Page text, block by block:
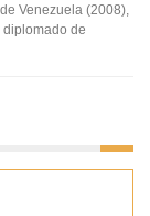
Venezuela (2008),
diplomado de